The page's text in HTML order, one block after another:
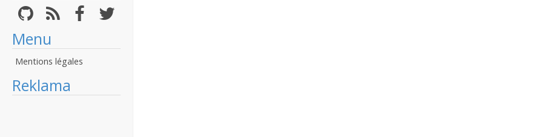
Menu
Mentions légales
Reklama